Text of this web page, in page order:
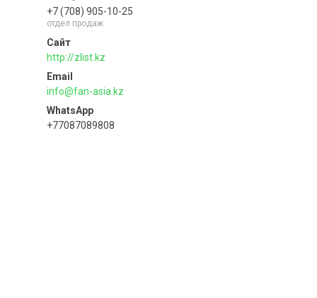
+7 (708) 905-10-25
отдел продаж
http://zlist.kz
info@fan-asia.kz
+77087089808